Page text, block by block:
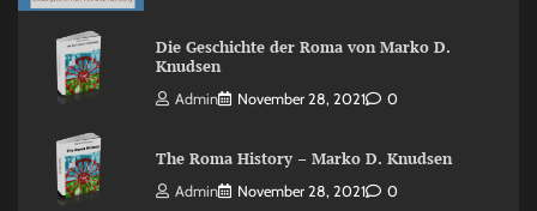
Die Geschichte der Roma von Marko D.
Knudsen
Admin November 28, 2021 0
The Roma History – Marko D. Knudsen
Admin November 28, 2021 0